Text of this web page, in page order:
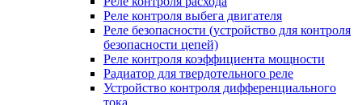
Реле контроля выбега двигателя
Реле безопасности (устройство для контроля
безопасности цепей)
Реле контроля коэффициента мощности
Радиатор для твердотельного реле
Устройство контроля дифференциального
тока